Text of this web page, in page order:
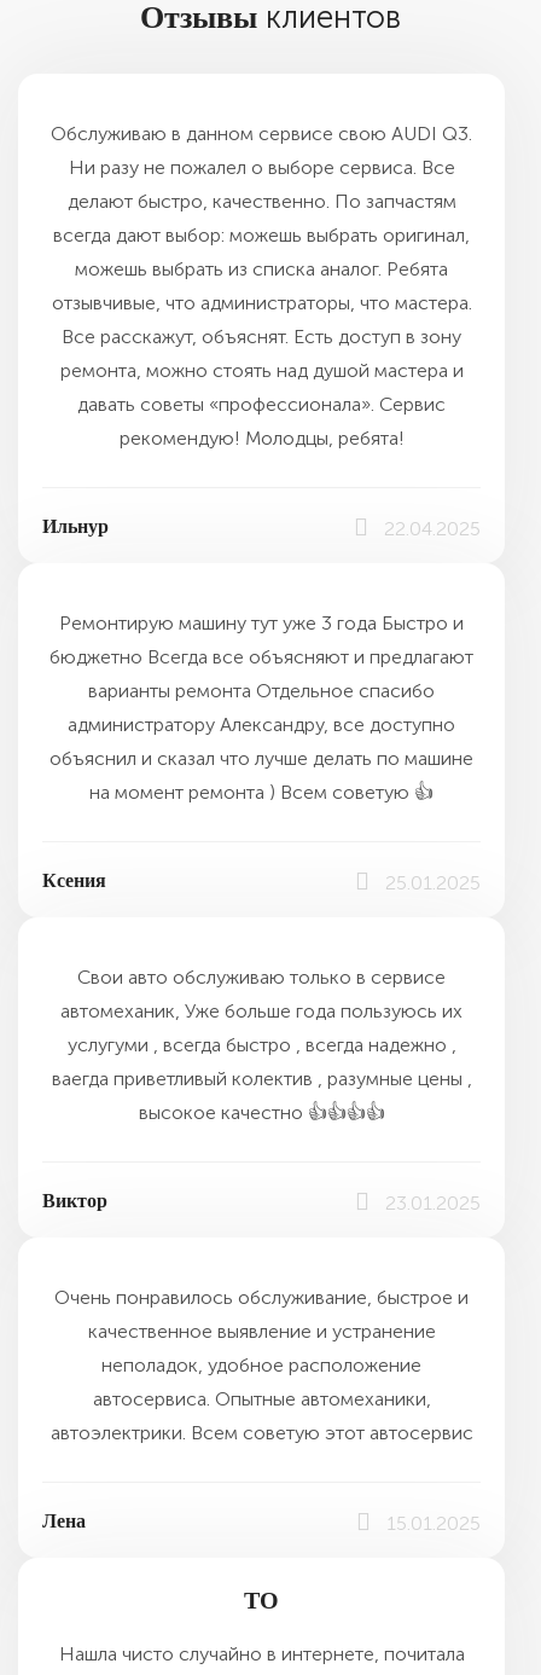
Отзывы клиентов
Обслуживаю в данном сервисе свою AUDI Q3.
Ни разу не пожалел о выборе сервиса. Все
делают быстро, качественно. По запчастям
всегда дают выбор: можешь выбрать оригинал,
можешь выбрать из списка аналог. Ребята
отзывчивые, что администраторы, что мастера.
Все расскажут, объяснят. Есть доступ в зону
ремонта, можно стоять над душой мастера и
давать советы «профессионала». Сервис
рекомендую! Молодцы, ребята!
Ильнур 22.04.2025
Ремонтирую машину тут уже 3 года Быстро и
бюджетно Всегда все объясняют и предлагают
варианты ремонта Отдельное спасибо
администратору Александру, все доступно
объяснил и сказал что лучше делать по машине
на момент ремонта ) Всем советую 👍
Ксения 25.01.2025
Свои авто обслуживаю только в сервисе
автомеханик, Уже больше года пользуюсь их
услугуми , всегда быстро , всегда надежно ,
ваегда приветливый колектив , разумные цены ,
высокое качестно 👍👍👍👍
Виктор 23.01.2025
Очень понравилось обслуживание, быстрое и
качественное выявление и устранение
неполадок, удобное расположение
автосервиса. Опытные автомеханики,
автоэлектрики. Всем советую этот автосервис
Лена 15.01.2025
ТО
Нашла чисто случайно в интернете, почитала